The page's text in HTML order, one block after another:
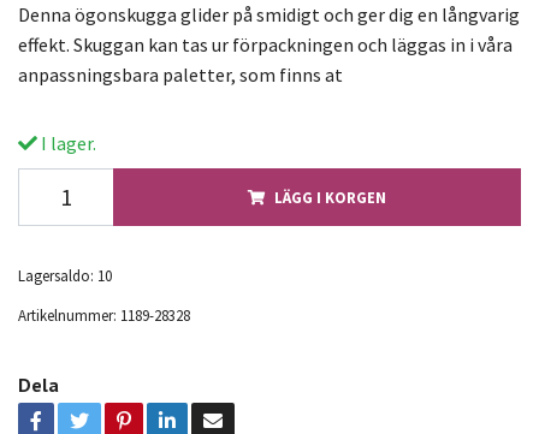
Denna ögonskugga glider på smidigt och ger dig en långvarig
effekt. Skuggan kan tas ur förpackningen och läggas in i våra
anpassningsbara paletter, som finns at
I lager.
LÄGG I KORGEN
Lagersaldo: 10
Artikelnummer: 1189-28328
Dela